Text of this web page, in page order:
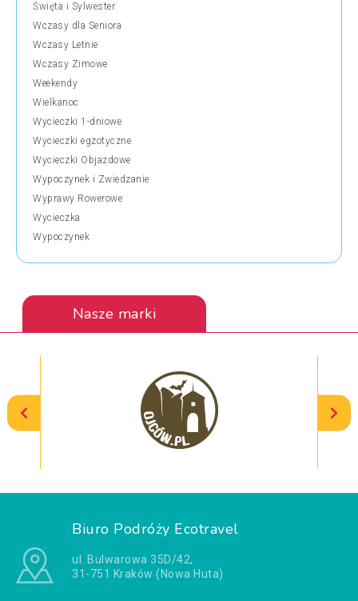
Święta i Sylwester
Wczasy dla Seniora
Wczasy Letnie
Wczasy Zimowe
Weekendy
Wielkanoc
Wycieczki 1-dniowe
Wycieczki egzotyczne
Wycieczki Objazdowe
Wypoczynek i Zwiedzanie
Wyprawy Rowerowe
Wycieczka
Wypoczynek
Nasze marki
Biuro Podróży Ecotravel
ul. Bulwarowa 35D/42,
31-751 Kraków (Nowa Huta)